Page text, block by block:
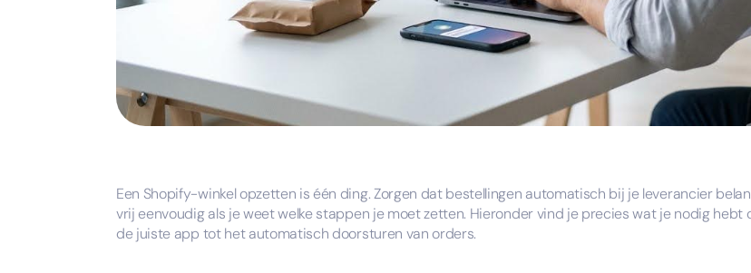
Een Shopify-winkel opzetten is één ding. Zorgen dat bestellingen automatisch bij je leverancier
vrij eenvoudig als je weet welke stappen je moet zetten. Hieronder vind je precies wat je nodig
de juiste app tot het automatisch doorsturen van orders.